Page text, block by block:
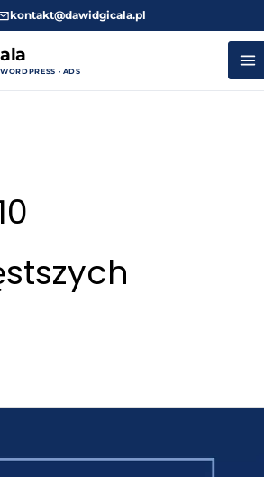
kontakt@dawidgicala.pl
· ADS